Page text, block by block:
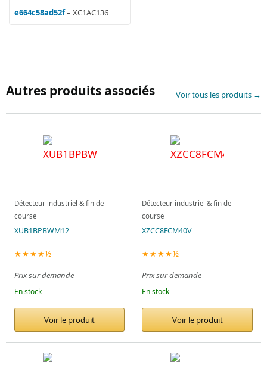
e664c58ad52f– XC1AC136
Autres produits associés Voir tous les produits →
Détecteur industriel & fin de
course
XUB1BPBWM12
★★★★½
Prix sur demande
En stock
Voir le produit
Détecteur industriel & fin de
course
XZCC8FCM40V
★★★★½
Prix sur demande
En stock
Voir le produit